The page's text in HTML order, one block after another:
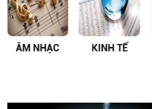
ÂM NHẠC KINH TẾ